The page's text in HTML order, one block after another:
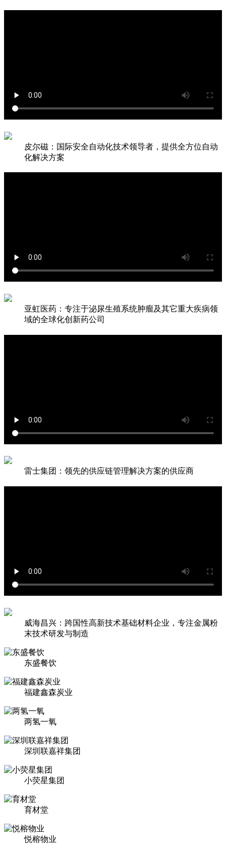
皮尔磁：国际安全自动化技术领导者，提供全方位自动
化解决方案
亚虹医药：专注于泌尿生殖系统肿瘤及其它重大疾病领
域的全球化创新药公司
雷士集团：领先的供应链管理解决方案的供应商
威海昌兴：跨国性高新技术基础材料企业，专注金属粉
末技术研发与制造
东盛餐饮
福建鑫森炭业
两氢一氧
深圳联嘉祥集团
小荧星集团
育材堂
悦榕物业